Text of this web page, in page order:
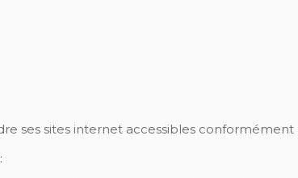
ses sites internet accessibles conformément